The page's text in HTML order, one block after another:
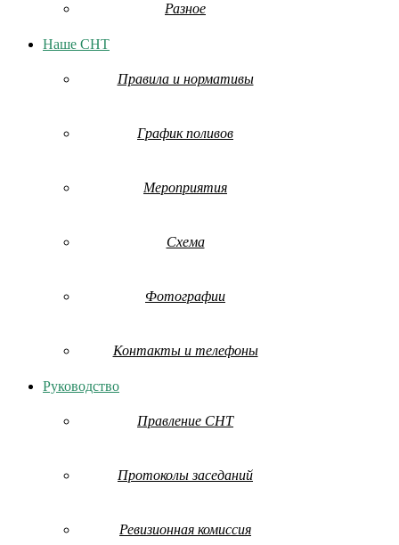
Разное
Наше СНТ
Правила и нормативы
График поливов
Мероприятия
Схема
Фотографии
Контакты и телефоны
Руководство
Правление СНТ
Протоколы заседаний
Ревизионная комиссия